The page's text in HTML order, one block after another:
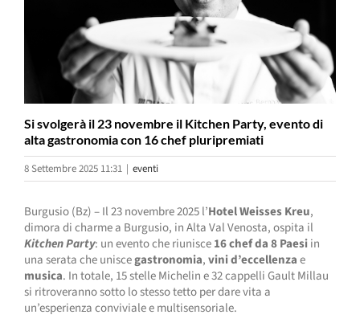
Si svolgerà il 23 novembre il Kitchen Party, evento di
alta gastronomia con 16 chef pluripremiati
8 Settembre 2025 11:31 | eventi
Burgusio (Bz) – Il 23 novembre 2025 l’Hotel Weisses Kreu,
dimora di charme a Burgusio, in Alta Val Venosta, ospita il
Kitchen Party: un evento che riunisce16 chef da 8 Paesiin
una serata che uniscegastronomia,vini d’eccellenzae
musica. In totale, 15 stelle Michelin e 32 cappelli Gault Millau
si ritroveranno sotto lo stesso tetto per dare vita a
un’esperienza conviviale e multisensoriale.